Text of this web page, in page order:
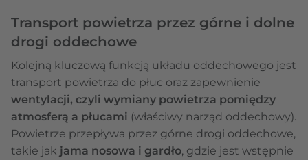
Transport powietrza przez górne i dolne
drogi oddechowe
Kolejną kluczową funkcją układu oddechowego jest
transport powietrza do płuc oraz zapewnienie
wentylacji, czyli wymiany powietrza pomiędzy
atmosferą a płucami (właściwy narząd oddechowy).
Powietrze przepływa przez górne drogi oddechowe,
takie jak jama nosowa i gardło, gdzie jest wstępnie